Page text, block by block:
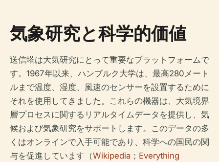
気象研究と科学的価値
送信塔は大気研究にとって重要なプラットフォームで
す。1967年以来、ハンブルク大学は、最高280メート
ルまで温度、湿度、風速のセンサーを設置するために
それを使用してきました。これらの機器は、大気境界
層プロセスに関するリアルタイムデータを提供し、気
候および気象研究をサポートします。このデータの多
くはオンラインで入手可能であり、科学への国民の関
与を促進しています（Wikipedia ； Everything